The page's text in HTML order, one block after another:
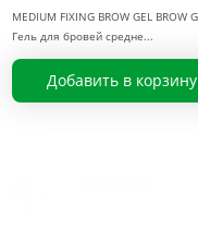
MEDIUM FIXING BROW GEL BROW
Гель для бровей средне
Добавить в корзину